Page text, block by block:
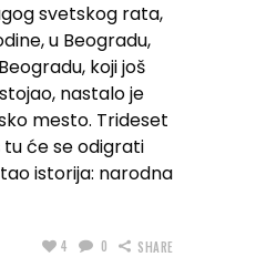
svetskog rata,
u Beogradu,
koji još
nastalo je
mesto. Trideset
će se odigrati
istorija: narodna
4 0 SHARE